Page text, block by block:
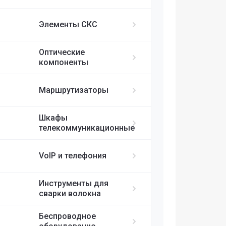
Элементы СКС
Оптические
компоненты
Маршрутизаторы
Шкафы
телекоммуникационные
VoIP и телефония
Инструменты для
сварки волокна
Беспроводное